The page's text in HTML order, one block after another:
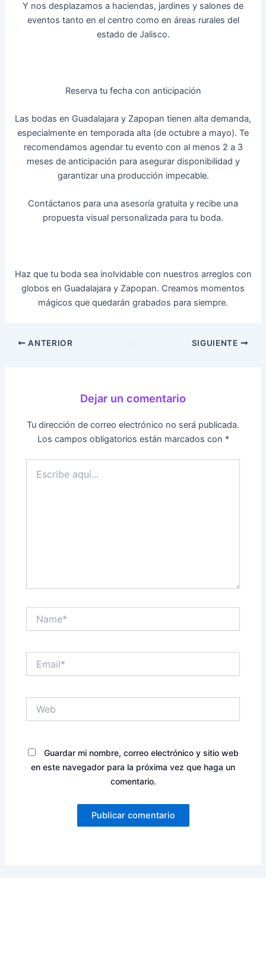
Y nos desplazamos a haciendas, jardines y salones de
eventos tanto en el centro como en áreas rurales del
estado de Jalisco.
Reserva tu fecha con anticipación
Las bodas en Guadalajara y Zapopan tienen alta demanda,
especialmente en temporada alta (de octubre a mayo). Te
recomendamos agendar tu evento con al menos 2 a 3
meses de anticipación para asegurar disponibilidad y
garantizar una producción impecable.
Contáctanos para una asesoría gratuita y recibe una
propuesta visual personalizada para tu boda.
Haz que tu boda sea inolvidable con nuestros arreglos con
globos en Guadalajara y Zapopan. Creamos momentos
mágicos que quedarán grabados para siempre.
ANTERIOR SIGUIENTE
Dejar un comentario
Tu dirección de correo electrónico no será publicada.
Los campos obligatorios están marcados con *
aquí...
Guardar mi nombre, correo electrónico y sitio web
en este navegador para la próxima vez que haga un
comentario.